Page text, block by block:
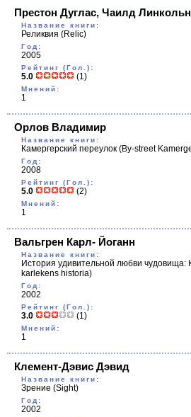
Престон Дуглас, Чаилд Линкольн
Название книги:
Реликвия (Relic)
Год:
2005
Рейтинг (Гол.):
5.0 (1)
Мнений:
1
Орлов Владимир
Название книги:
Камергерский переулок (By-street
Год:
2008
Рейтинг (Гол.):
5.0 (2)
Мнений:
1
Вальгрен Карл- Йоганн
Название книги:
История удивительной любви чудовища:
karlekens historia)
Год:
2002
Рейтинг (Гол.):
3.0 (1)
Мнений:
1
Клемент-Дэвис Дэвид
Название книги:
Зрение (Sight)
Год:
2002